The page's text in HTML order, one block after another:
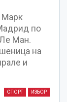
Марк
по
Ман.
на
и
СПОРТ ИЗБОР